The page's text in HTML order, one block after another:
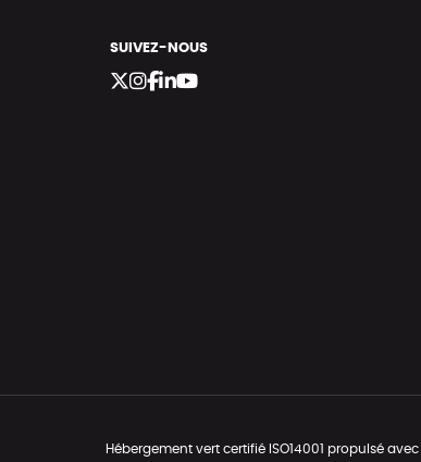
SUIVEZ-NOUS
Hébergement vert certifié ISO14001 propulsé avec